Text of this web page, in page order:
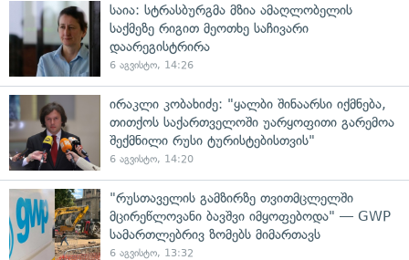
საია: სტრასბურგმა მზია ამაღლობელის
საქმეზე რიგით მეოთხე საჩივარი
დაარეგისტრირა
6 აგვისტო, 14:26
ირაკლი კობახიძე: "ყალბი შინაარსი იქმნება,
თითქოს საქართველოში უარყოფითი გარემოა
შექმნილი რუსი ტურისტებისთვის"
6 აგვისტო, 14:20
"რუსთაველის გამზირზე თვითმცლელში
მცირეწლოვანი ბავშვი იმყოფებოდა" — GWP
სამართლებრივ ზომებს მიმართავს
6 აგვისტო, 13:32